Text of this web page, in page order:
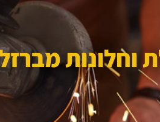
וחלונות